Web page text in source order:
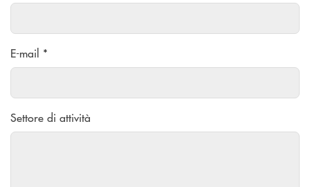
E-mail *
Settore di attività